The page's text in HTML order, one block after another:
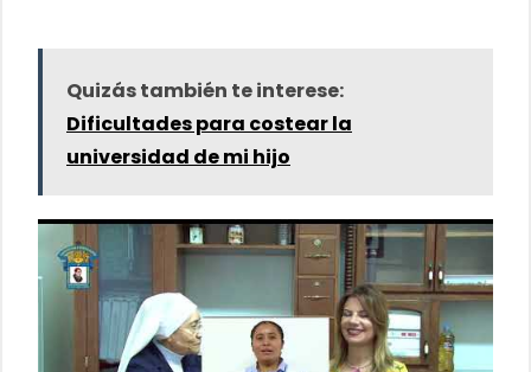
Quizás también te interese:
Dificultades para costear la
universidad de mi hijo